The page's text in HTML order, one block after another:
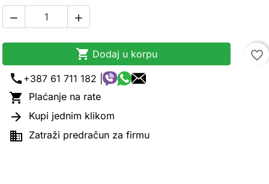
 
 Dodaj u korpu
favorite_border
call +387 61 711 182 |
 Plaćanje na rate
 Kupi jednim klikom
 Zatraži predračun za firmu